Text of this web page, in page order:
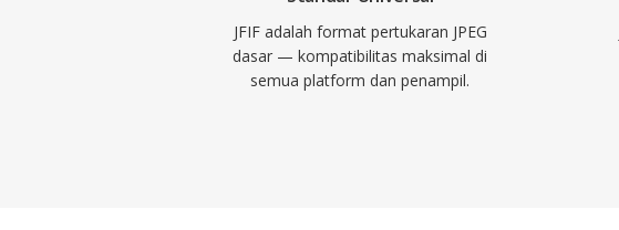
JFIF adalah format pertukaran JPEG
dasar — kompatibilitas maksimal di
semua platform dan penampil.